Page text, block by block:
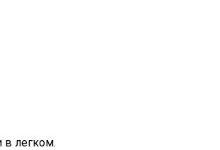
в легком.